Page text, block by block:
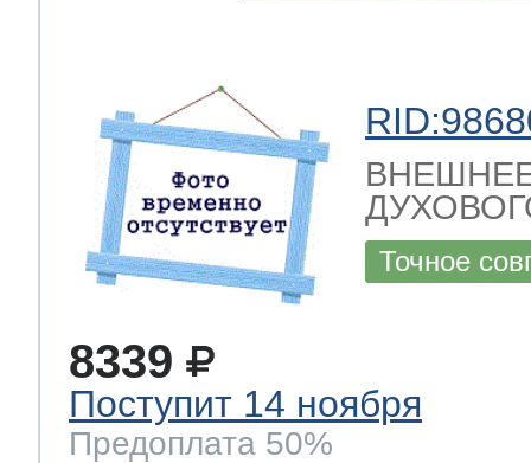
Точное
8339
Поступит 14 ноября
Предоплата 50%